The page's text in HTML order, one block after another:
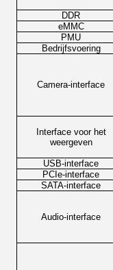
DDR
eMMC
PMU
Bedrijfsvoering
Camera-interface
Interface voor het
weergeven
USB-interface
PCIe-interface
SATA-interface
Audio-interface